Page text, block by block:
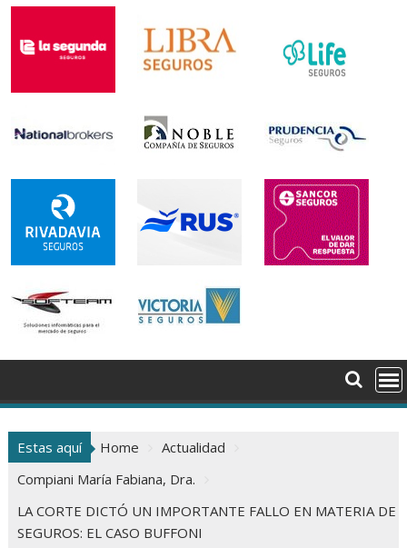
Estas aquí Home
Actualidad
Compiani María Fabiana, Dra.
LA CORTE DICTÓ UN IMPORTANTE FALLO EN MATERIA DE
SEGUROS: EL CASO BUFFONI